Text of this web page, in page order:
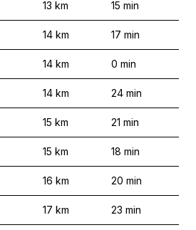
13 km 15 min
14 km 17 min
14 km 0 min
14 km 24 min
15 km 21 min
15 km 18 min
16 km 20 min
17 km 23 min